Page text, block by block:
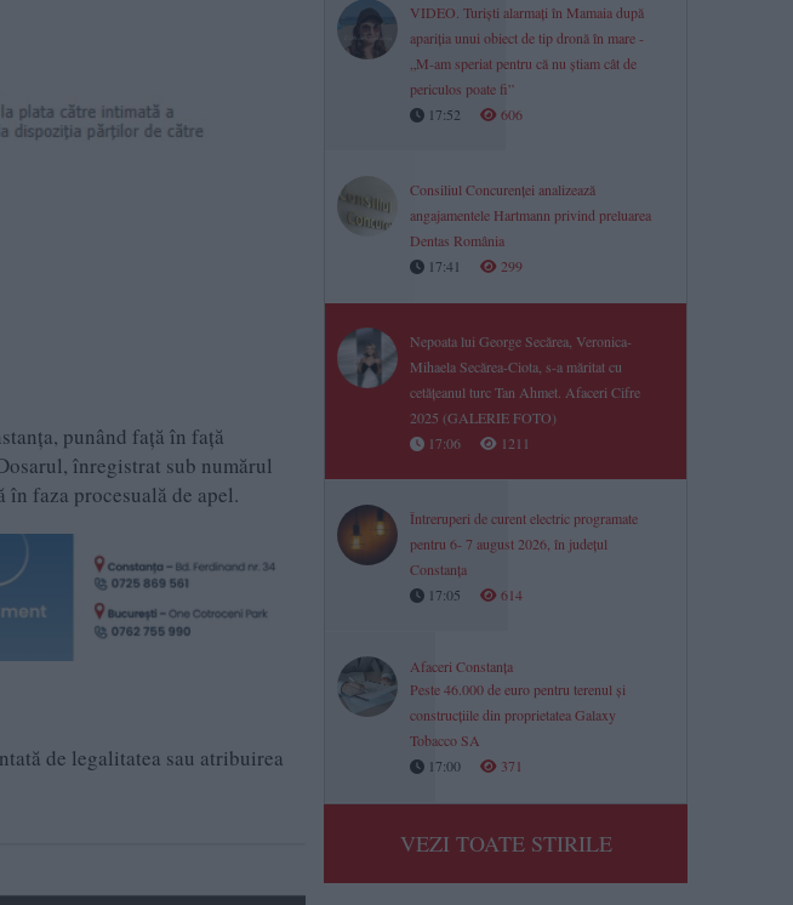
punând față în față
înregistrat sub numărul
în faza procesuală de apel.
de legalitatea sau atribuirea
VIDEO. Turiști alarmați în Mamaia după
apariția unui obiect de tip dronă în mare -
„M-am speriat pentru că nu știam cât de
periculos poate fi”
17:52
606
Consiliul Concurenței analizează
angajamentele Hartmann privind preluarea
Dentas România
17:41
299
Nepoata lui George Secărea, Veronica-
Mihaela Secărea-Ciota, s-a măritat cu
cetățeanul turc Tan Ahmet. Afaceri Cifre
2025 (GALERIE FOTO)
17:06
1211
Întreruperi de curent electric programate
pentru 6- 7 august 2026, în județul
Constanța
17:05
614
Afaceri Constanța
Peste 46.000 de euro pentru terenul și
construcțiile din proprietatea Galaxy
Tobacco SA
17:00
371
VEZI TOATE STIRILE